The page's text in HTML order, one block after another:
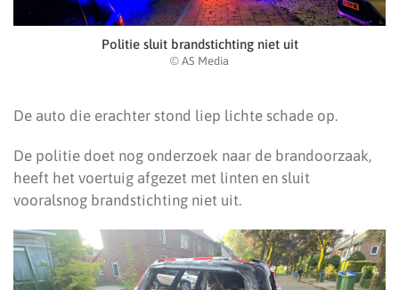
Politie sluit brandstichting niet uit
© AS Media
De auto die erachter stond liep lichte schade op.
De politie doet nog onderzoek naar de brandoorzaak,
heeft het voertuig afgezet met linten en sluit
vooralsnog brandstichting niet uit.